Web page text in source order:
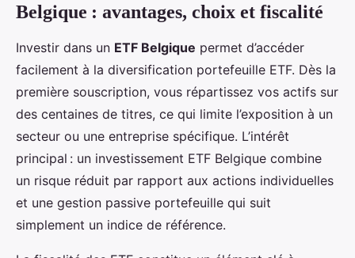
Belgique : avantages, choix et fiscalité
Investir dans un ETF Belgique permet d’accéder
facilement à la diversification portefeuille ETF. Dès la
première souscription, vous répartissez vos actifs sur
des centaines de titres, ce qui limite l’exposition à un
secteur ou une entreprise spécifique. L’intérêt
principal : un investissement ETF Belgique combine
un risque réduit par rapport aux actions individuelles
et une gestion passive portefeuille qui suit
simplement un indice de référence.